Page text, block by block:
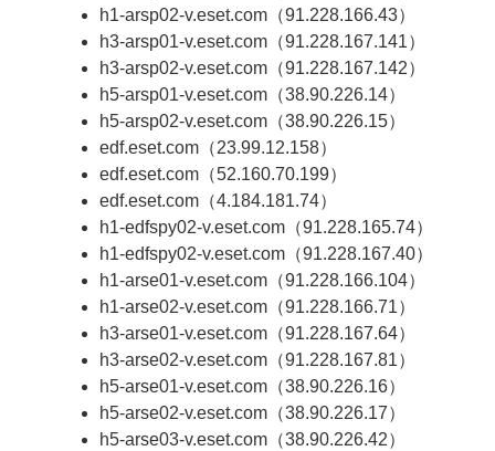
h1-arsp02-v.eset.com（91.228.166.43）
h3-arsp01-v.eset.com（91.228.167.141）
h3-arsp02-v.eset.com（91.228.167.142）
h5-arsp01-v.eset.com（38.90.226.14）
h5-arsp02-v.eset.com（38.90.226.15）
edf.eset.com（23.99.12.158）
edf.eset.com（52.160.70.199）
edf.eset.com（4.184.181.74）
h1-edfspy02-v.eset.com（91.228.165.74）
h1-edfspy02-v.eset.com（91.228.167.40）
h1-arse01-v.eset.com（91.228.166.104）
h1-arse02-v.eset.com（91.228.166.71）
h3-arse01-v.eset.com（91.228.167.64）
h3-arse02-v.eset.com（91.228.167.81）
h5-arse01-v.eset.com（38.90.226.16）
h5-arse02-v.eset.com（38.90.226.17）
h5-arse03-v.eset.com（38.90.226.42）